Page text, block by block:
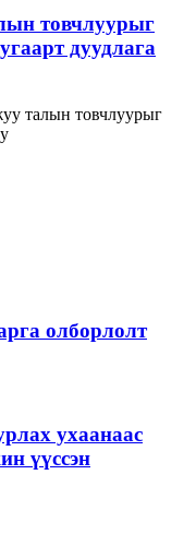
товчлуурыг
дуудлага
талын товчлуурыг
олборлолт
ухаанаас
үүссэн